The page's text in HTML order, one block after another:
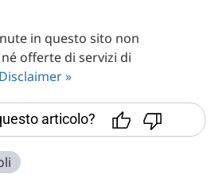
in questo sito non
offerte di servizi di
»
articolo?